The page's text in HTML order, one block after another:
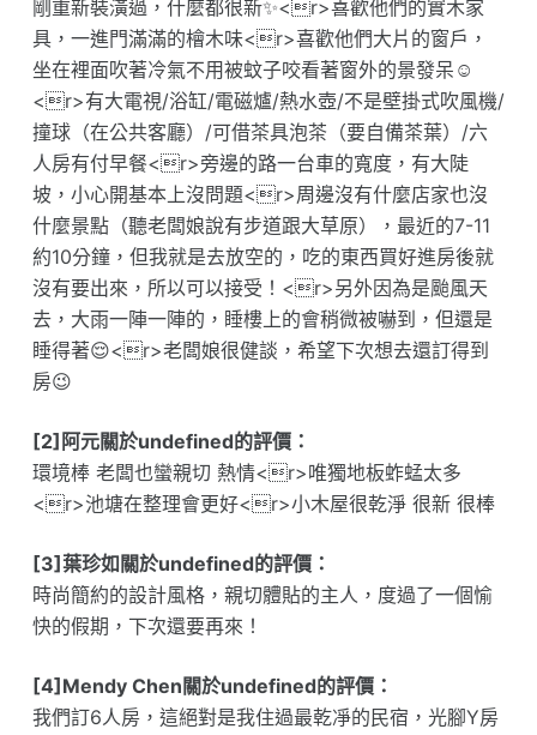
剛重新裝潢過，什麼都很新✨<r>喜歡他們的實木家
具，一進門滿滿的檜木味<r>喜歡他們大片的窗戶，
坐在裡面吹著冷氣不用被蚊子咬看著窗外的景發呆☺️
<r>有大電視/浴缸/電磁爐/熱水壺/不是壁掛式吹風機/
撞球（在公共客廳）/可借茶具泡茶（要自備茶葉）/六
人房有付早餐<r>旁邊的路一台車的寬度，有大陡
坡，小心開基本上沒問題<r>周邊沒有什麼店家也沒
什麼景點（聽老闆娘說有步道跟大草原），最近的7-11
約10分鐘，但我就是去放空的，吃的東西買好進房後就
沒有要出來，所以可以接受！<r>另外因為是颱風天
去，大雨一陣一陣的，睡樓上的會稍微被嚇到，但還是
睡得著😌<r>老闆娘很健談，希望下次想去還訂得到
房😉
[2]阿元關於undefined的評價：
環境棒 老闆也蠻親切 熱情<r>唯獨地板蚱蜢太多
<r>池塘在整理會更好<r>小木屋很乾淨 很新 很棒
[3]葉珍如關於undefined的評價：
時尚簡約的設計風格，親切體貼的主人，度過了一個愉
快的假期，下次還要再來！
[4]Mendy Chen關於undefined的評價：
我們訂6人房，這絕對是我住過最乾凈的民宿，光腳Y房